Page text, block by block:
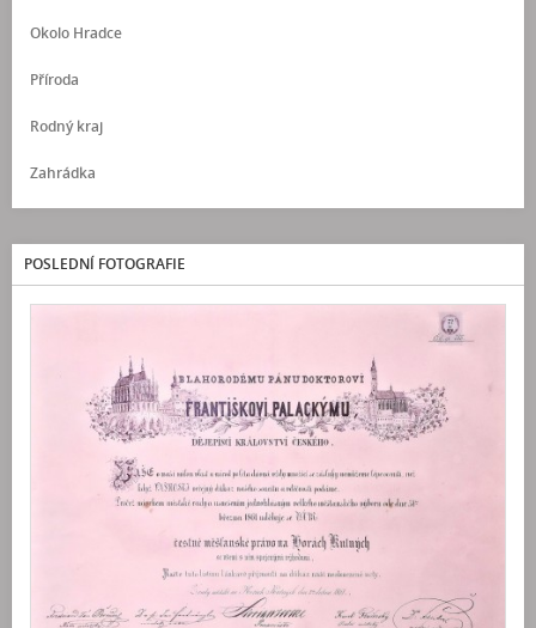
Okolo Hradce
Příroda
Rodný kraj
Zahrádka
POSLEDNÍ FOTOGRAFIE